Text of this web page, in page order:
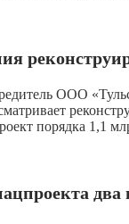
ООО
порядка 1,1